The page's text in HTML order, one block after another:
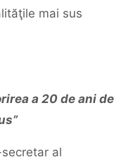
mai sus
a 20 de ani de
al